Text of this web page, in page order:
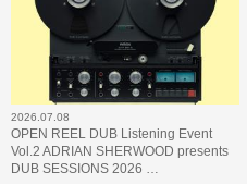
2026.07.08
OPEN REEL DUB Listening Event
Vol.2 ADRIAN SHERWOOD presents
DUB SESSIONS 2026 …